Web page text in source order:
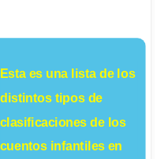
Esta es una lista de los
distintos tipos de
clasificaciones de los
cuentos infantilesen